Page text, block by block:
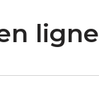
ligne